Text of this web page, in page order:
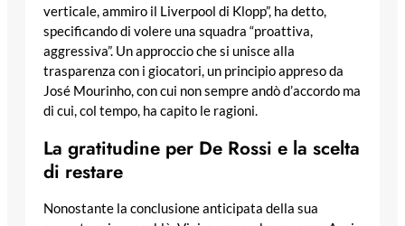
verticale, ammiro il Liverpool di Klopp”, ha detto,
specificando di volere una squadra “proattiva,
aggressiva”. Un approccio che si unisce alla
trasparenza con i giocatori, un principio appreso da
José Mourinho, con cui non sempre andò d’accordo ma
di cui, col tempo, ha capito le ragioni.
La gratitudine per De Rossi e la scelta
di restare
Nonostante la conclusione anticipata della sua